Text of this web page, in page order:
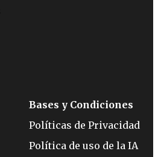
Bases y Condiciones
Políticas de Privacidad
Política de uso de la IA